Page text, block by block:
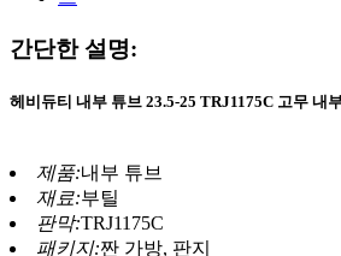
간단한 설명:
헤비듀티 내부 튜브 23.5-25 TRJ1175C 고무 내
제품:내부 튜브
재료:부틸
판막:TRJ1175C
패키지:짠 가방, 판지